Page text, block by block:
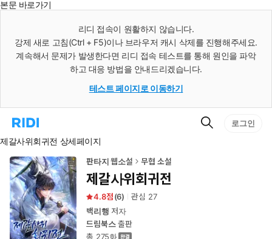
본문 바로가기
리디 접속이 원활하지 않습니다.
강제 새로 고침(Ctrl + F5)이나 브라우저 캐시 삭제를 진행해주세요.
계속해서 문제가 발생한다면 리디 접속 테스트를 통해 원인을 파악
하고 대응 방법을 안내드리겠습니다.
테스트 페이지로 이동하기
리
홈
로
이
동
검
로그인
제갈사위회귀전 상세페이지
판타지 웹소설 무협 소설
제갈사위회귀전
4.8 (6) 관심 27
백리행 저자
드림북스출판
총 275화